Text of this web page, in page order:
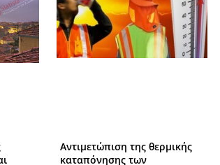
Αντιμετώπιση της θερμικής
καταπόνησης των